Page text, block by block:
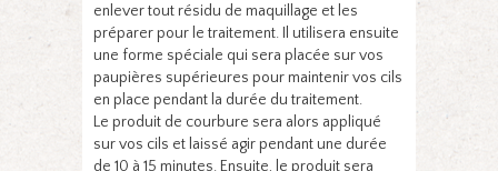
enlever tout résidu de maquillage et les
préparer pour le traitement. Il utilisera ensuite
une forme spéciale qui sera placée sur vos
paupières supérieures pour maintenir vos cils
en place pendant la durée du traitement.
Le produit de courbure sera alors appliqué
sur vos cils et laissé agir pendant une durée
de 10 à 15 minutes. Ensuite, le produit sera